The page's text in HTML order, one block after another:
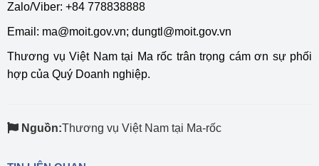
Zalo/Viber: +84 778838888
Email: ma@moit.gov.vn; dungtl@moit.gov.vn
Thương vụ Việt Nam tại Ma rốc trân trọng cám ơn sự phối
hợp của Quý Doanh nghiệp.
Nguồn:Thương vụ Việt Nam tại Ma-rốc